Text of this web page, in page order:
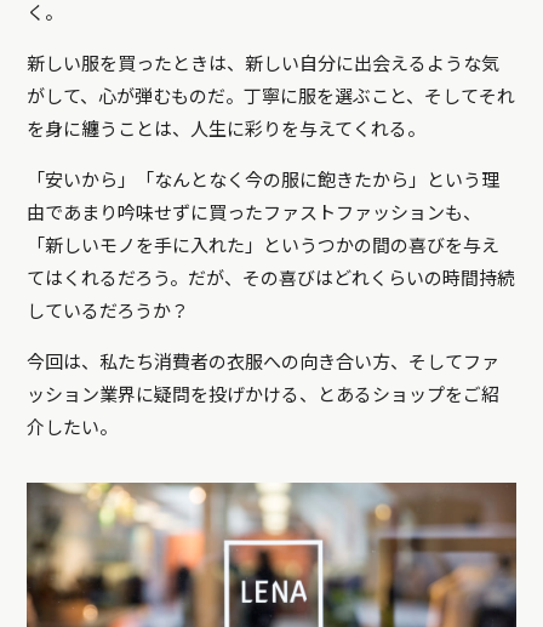
く。
新しい服を買ったときは、新しい自分に出会えるような気
がして、心が弾むものだ。丁寧に服を選ぶこと、そしてそれ
を身に纏うことは、人生に彩りを与えてくれる。
「安いから」「なんとなく今の服に飽きたから」という理
由であまり吟味せずに買ったファストファッションも、
「新しいモノを手に入れた」というつかの間の喜びを与え
てはくれるだろう。だが、その喜びはどれくらいの時間持続
しているだろうか？
今回は、私たち消費者の衣服への向き合い方、そしてファ
ッション業界に疑問を投げかける、とあるショップをご紹
介したい。